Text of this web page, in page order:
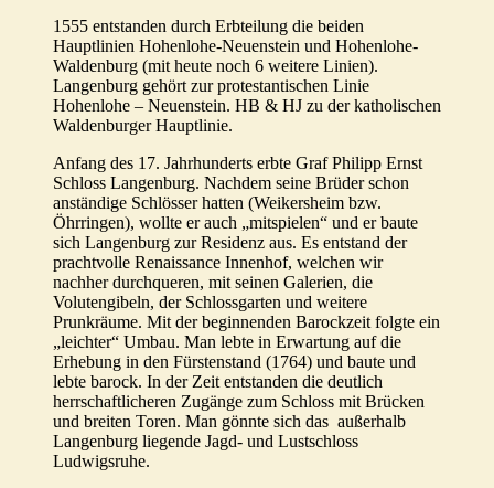
1555 entstanden durch Erbteilung die beiden
Hauptlinien Hohenlohe-Neuenstein und Hohenlohe-
Waldenburg (mit heute noch 6 weitere Linien).
Langenburg gehört zur protestantischen Linie
Hohenlohe – Neuenstein. HB & HJ zu der katholischen
Waldenburger Hauptlinie.
Anfang des 17. Jahrhunderts erbte Graf Philipp Ernst
Schloss Langenburg. Nachdem seine Brüder schon
anständige Schlösser hatten (Weikersheim bzw.
Öhrringen), wollte er auch „mitspielen“ und er baute
sich Langenburg zur Residenz aus. Es entstand der
prachtvolle Renaissance Innenhof, welchen wir
nachher durchqueren, mit seinen Galerien, die
Volutengibeln, der Schlossgarten und weitere
Prunkräume. Mit der beginnenden Barockzeit folgte ein
„leichter“ Umbau. Man lebte in Erwartung auf die
Erhebung in den Fürstenstand (1764) und baute und
lebte barock. In der Zeit entstanden die deutlich
herrschaftlicheren Zugänge zum Schloss mit Brücken
und breiten Toren. Man gönnte sich das außerhalb
Langenburg liegende Jagd- und Lustschloss
Ludwigsruhe.